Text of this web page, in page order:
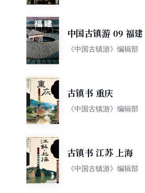
中国古镇游 09 福建
《中国古镇游》编辑部
古镇书 重庆
《中国古镇游》编辑部
古镇书 江苏 上海
《中国古镇游》编辑部